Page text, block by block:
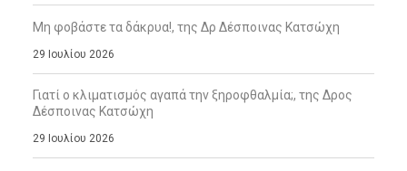
Μη φοβάστε τα δάκρυα!, της Δρ Δέσποινας Κατσώχη
29 Ιουλίου 2026
Γιατί ο κλιματισμός αγαπά την ξηροφθαλμία;, της Δρος
Δέσποινας Κατσώχη
29 Ιουλίου 2026